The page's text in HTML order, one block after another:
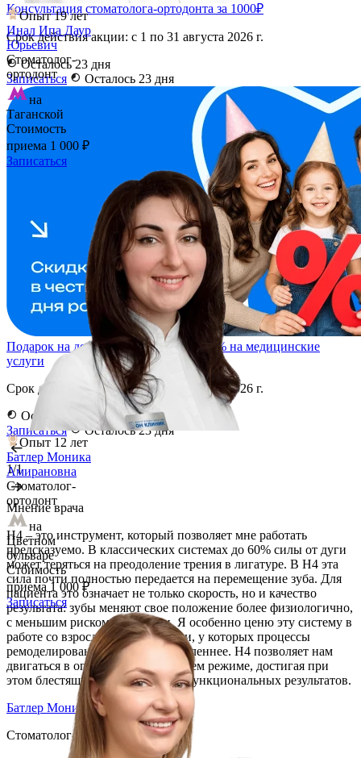
Опыт 19 лет
Инал Ипа Даур
Юрьевич
Стоматолог-
ортодонт
на
Таганской
Стоимость
приема 1 000 ₽
Записаться
Опыт 12 лет
Батлер Моника
Амирановна
Стоматолог-
ортодонт
на
Цветном
бульваре
Стоимость
приема 1 000 ₽
Записаться
Консультация стоматолога-ортодонта за 1000₽
Срок действия акции: с 1 по 31 августа 2026 г.
Осталось 23 дня
Записаться
Осталось 23 дня
Подарок на день рождения: скидка 10% на медицинские
услуги
Срок действия акции: с 1 по 31 августа 2026 г.
Осталось 23 дня
Записаться
Осталось 23 дня
1/1
Мнение врача
H4 – это инструмент, который позволяет мне работать
предсказуемо. В классических системах до 60% силы от дуги
может теряться на преодоление трения в лигатуре. В H4 эта
сила почти полностью передается на перемещение зуба. Для
пациента это означает не только скорость, но и качество
результата: зубы меняют свое положение более физиологично,
с меньшим риском резорбции. Я особенно ценю эту систему в
работе со взрослыми пациентами, у которых процессы
ремоделирования кости идут медленнее. H4 позволяет нам
двигаться в оптимальном, щадящем режиме, достигая при
этом блестящих эстетических и функциональных результатов.
Батлер Моника Амирановна
Стоматолог-ортодонт